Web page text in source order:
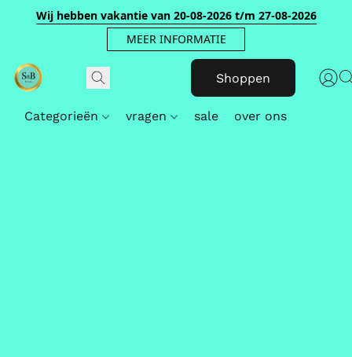
Wij hebben vakantie van 20-08-2026 t/m 27-08-2026
MEER INFORMATIE
Shoppen
Categorieën vragen sale over ons